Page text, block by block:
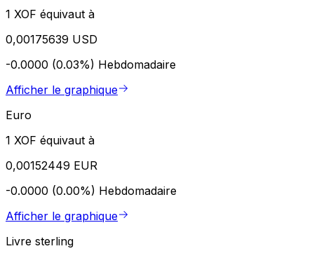
1 XOF équivaut à
0,00175639 USD
-0.0000 (0.03%) Hebdomadaire
Afficher le graphique
Euro
1 XOF équivaut à
0,00152449 EUR
-0.0000 (0.00%) Hebdomadaire
Afficher le graphique
Livre sterling